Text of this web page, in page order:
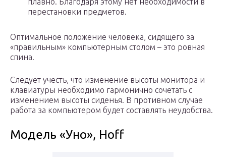
перестановки предметов.
Оптимальное положение человека, сидящего за
«правильным» компьютерным столом – это ровная
спина.
Следует учесть, что изменение высоты монитора и
клавиатуры необходимо гармонично сочетать с
изменением высоты сиденья. В противном случае
работа за компьютером будет составлять неудобства.
Модель «Уно», Hoff